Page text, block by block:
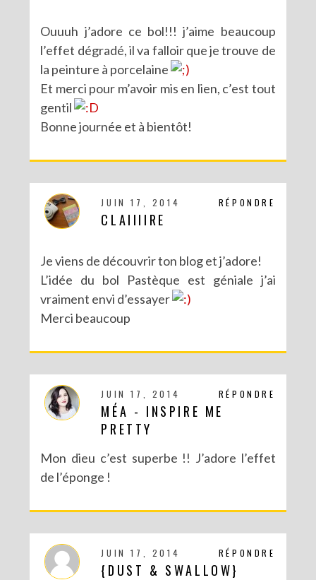
Ouuuh j’adore ce bol!!! j’aime beaucoup
l’effet dégradé, il va falloir que je trouve de
la peinture à porcelaine
Et merci pour m’avoir mis en lien, c’est tout
gentil
Bonne journée et à bientôt!
RÉPONDRE
JUIN 17, 2014
CLAIIIIRE
Je viens de découvrir ton blog et j’adore!
L’idée du bol Pastèque est géniale j’ai
vraiment envi d’essayer
Merci beaucoup
RÉPONDRE
JUIN 17, 2014
MÉA - INSPIRE ME
PRETTY
Mon dieu c’est superbe !! J’adore l’effet
de l’éponge !
RÉPONDRE
JUIN 17, 2014
{DUST & SWALLOW}